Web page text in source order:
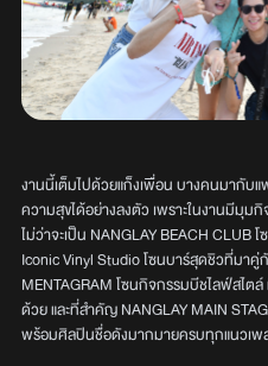
งานนี้เต็มไปด้วยแก็งเพื่อน บางคนมากับ
ความสุขได้อย่างลงตัว เพราะในงานมีมุม
ไม่ว่าจะเป็น NANGLAY BEACH CLUB
Iconic Vinyl Studio โซนบาร์สุดชิวที่มาคู่
MENTAGRAM โซนกิจกรรมบีชไลฟ์สไต
ด้วย และที่สำคัญ NANGLAY MAIN
พร้อมศิลปินชื่อดังมากมายครบทุกแนวเพ